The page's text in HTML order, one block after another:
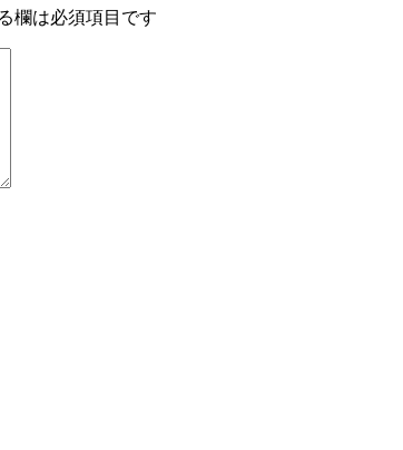
欄は必須項目です